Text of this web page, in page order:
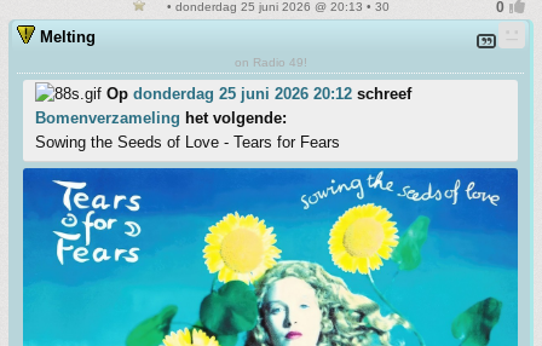
• donderdag 25 juni 2026 @ 20:13 • 30
Melting
on Radio 49!
Op donderdag 25 juni 2026 20:12 schreef
Bomenverzameling het volgende:
Sowing the Seeds of Love - Tears for Fears